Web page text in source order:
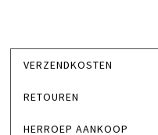
VERZENDKOSTEN
RETOUREN
HERROEP AANKOOP